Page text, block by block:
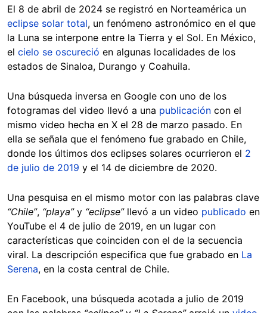
El 8 de abril de 2024 se registró en Norteamérica un
eclipse solar total, un fenómeno astronómico en el que
la Luna se interpone entre la Tierra y el Sol. En México,
el cielo se oscureció en algunas localidades de los
estados de Sinaloa, Durango y Coahuila.
Una búsqueda inversa en Google con uno de los
fotogramas del video llevó a una publicación con el
mismo video hecha en X el 28 de marzo pasado. En
ella se señala que el fenómeno fue grabado en Chile,
donde los últimos dos eclipses solares ocurrieron el 2
de julio de 2019 y el 14 de diciembre de 2020.
Una pesquisa en el mismo motor con las palabras clave
“Chile”, “playa”y “eclipse”llevó a un video publicado en
YouTube el 4 de julio de 2019, en un lugar con
características que coinciden con el de la secuencia
viral. La descripción especifica que fue grabado en La
Serena, en la costa central de Chile.
En Facebook, una búsqueda acotada a julio de 2019